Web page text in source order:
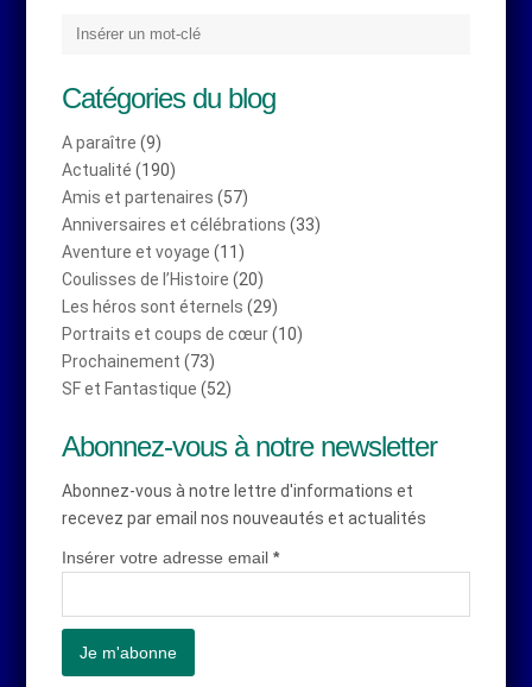
Catégories du blog
A paraître (9)
Actualité (190)
Amis et partenaires (57)
Anniversaires et célébrations (33)
Aventure et voyage (11)
Coulisses de l’Histoire (20)
Les héros sont éternels (29)
Portraits et coups de cœur(10)
Prochainement (73)
SF et Fantastique (52)
Abonnez-vous à notre newsletter
Abonnez-vous à notre lettre d'informations et
recevez par email nos nouveautés et actualités
Insérer votre adresse email*